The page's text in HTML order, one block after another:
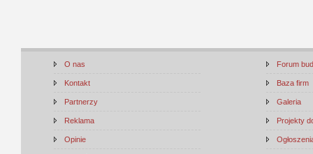
O nas
Kontakt
Partnerzy
Reklama
Opinie
Forum
Baza firm
Galeria
Projekty